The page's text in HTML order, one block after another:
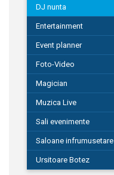
DJ nunta
Entertainment
Event planner
Foto-Video
Magician
Muzica Live
Sali evenimente
Saloane infrumusetare
Ursitoare Botez